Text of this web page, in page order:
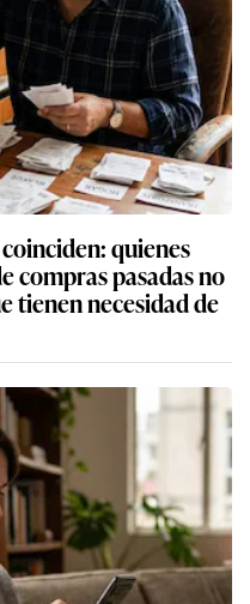
quienes
compras pasadas no
tienen necesidad de